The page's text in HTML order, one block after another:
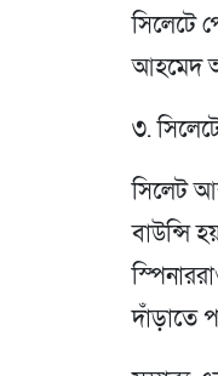
সিলেটে
আহমেদ
৩.
সিলেট
বাউন্সি
দাঁড়াতে